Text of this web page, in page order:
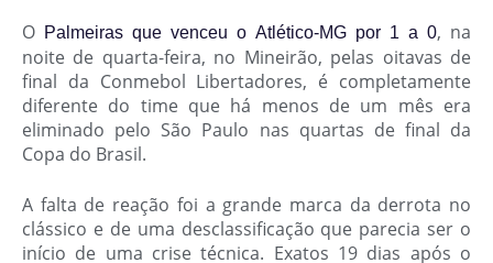
O Palmeiras que venceu o Atlético-MG por 1 a 0, na
noite de quarta-feira, no Mineirão, pelas oitavas de
final da Conmebol Libertadores, é completamente
diferente do time que há menos de um mês era
eliminado pelo São Paulo nas quartas de final da
Copa do Brasil.
A falta de reação foi a grande marca da derrota no
clássico e de uma desclassificação que parecia ser o
início de uma crise técnica. Exatos 19 dias após o